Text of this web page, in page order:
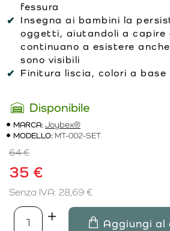
fessura
Insegna ai bambini la
oggetti, aiutandoli a capire
continuano a esistere
sono visibili
Finitura liscia, colori a base
Disponibile
MARCA:Joybex®
MODELLO: MT-002-SET
35 €
64 €
Senza IVA: 28,69 €
Aggiungi al